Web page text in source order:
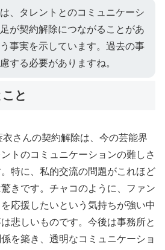
、タレントとのコミュニケーシ
が契約解除につながることがあ
事実を示しています。過去の事
する必要がありますね。
と
さんの契約解除は、今の芸能界
トのコミュニケーションの難しさ
特に、私的交流の問題がこれほど
きです。チャコのように、ファン
応援したいという気持ちが強い中
悲しいものです。今後は事務所と
を築き、透明なコミュニケーショ